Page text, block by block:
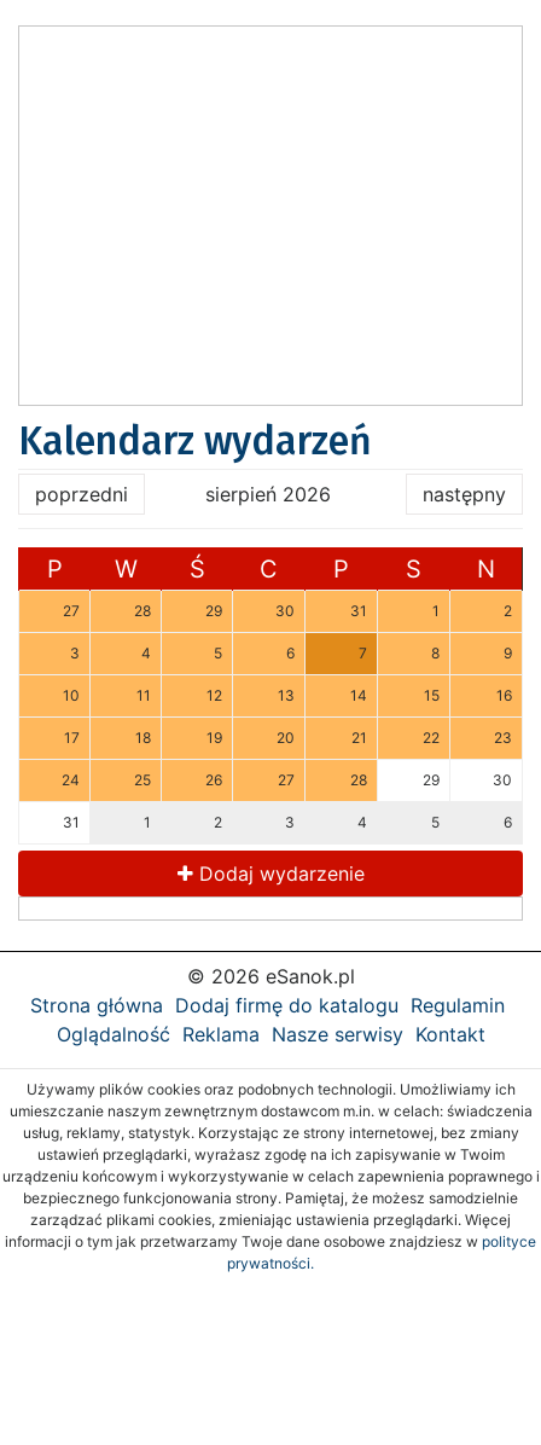
Kalendarz wydarzeń
poprzedni sierpień 2026 następny
P W Ś C P S N
27 28 29 30 31 1 2
3 4 5 6 7 8 9
10 11 12 13 14 15 16
17 18 19 20 21 22 23
24 25 26 27 28 29 30
31 1 2 3 4 5 6
Dodaj wydarzenie
© 2026 eSanok.pl
Strona główna Dodaj firmę do katalogu Regulamin
Oglądalność Reklama Nasze serwisy Kontakt
Używamy plików cookies oraz podobnych technologii. Umożliwiamy ich
umieszczanie naszym zewnętrznym dostawcom m.in. w celach: świadczenia
usług, reklamy, statystyk. Korzystając ze strony internetowej, bez zmiany
ustawień przeglądarki, wyrażasz zgodę na ich zapisywanie w Twoim
urządzeniu końcowym i wykorzystywanie w celach zapewnienia poprawnego i
bezpiecznego funkcjonowania strony. Pamiętaj, że możesz samodzielnie
zarządzać plikami cookies, zmieniając ustawienia przeglądarki. Więcej
informacji o tym jak przetwarzamy Twoje dane osobowe znajdziesz w polityce
prywatności.